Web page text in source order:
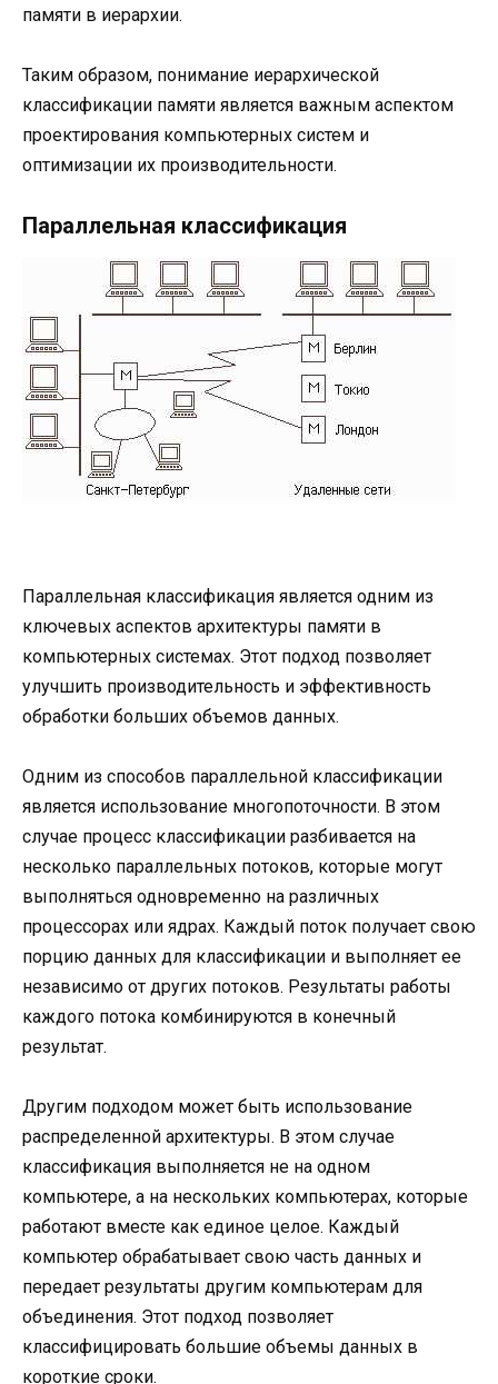
памяти в иерархии.
Таким образом, понимание иерархической
классификации памяти является важным аспектом
проектирования компьютерных систем и
оптимизации их производительности.
Параллельная классификация
Параллельная классификация является одним из
ключевых аспектов архитектуры памяти в
компьютерных системах. Этот подход позволяет
улучшить производительность и эффективность
обработки больших объемов данных.
Одним из способов параллельной классификации
является использование многопоточности. В этом
случае процесс классификации разбивается на
несколько параллельных потоков, которые могут
выполняться одновременно на различных
процессорах или ядрах. Каждый поток получает свою
порцию данных для классификации и выполняет ее
независимо от других потоков. Результаты работы
каждого потока комбинируются в конечный
результат.
Другим подходом может быть использование
распределенной архитектуры. В этом случае
классификация выполняется не на одном
компьютере, а на нескольких компьютерах, которые
работают вместе как единое целое. Каждый
компьютер обрабатывает свою часть данных и
передает результаты другим компьютерам для
объединения. Этот подход позволяет
классифицировать большие объемы данных в
короткие сроки.